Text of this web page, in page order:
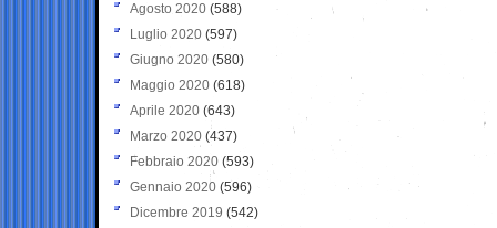
Agosto 2020 (588)
Luglio 2020 (597)
Giugno 2020 (580)
Maggio 2020 (618)
Aprile 2020 (643)
Marzo 2020 (437)
Febbraio 2020 (593)
Gennaio 2020 (596)
Dicembre 2019 (542)